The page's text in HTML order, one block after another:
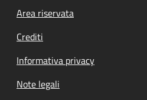
Footer menu
Area riservata
Crediti
Informativa privacy
Note legali